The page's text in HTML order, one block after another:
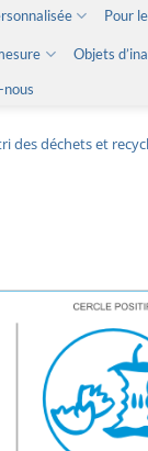
Pour
Objets
des déchets et